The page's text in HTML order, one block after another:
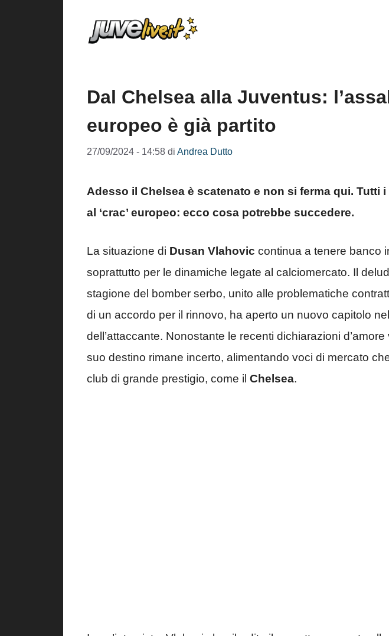
Dal Chelsea alla Juventus:
europeo è già partito
27/09/2024 - 14:58 di Andrea Dutto
Adesso il Chelsea è scatenato e non si ferma qui. Tutti
al ‘crac’ europeo: ecco cosa potrebbe succedere.
La situazione di Dusan Vlahovic continua a tenere banco
soprattutto per le dinamiche legate al calciomercato. Il
stagione del bomber serbo, unito alle problematiche
di un accordo per il rinnovo, ha aperto un nuovo capitolo
dell’attaccante. Nonostante le recenti dichiarazioni
suo destino rimane incerto, alimentando voci di mercato
club di grande prestigio, come il Chelsea.